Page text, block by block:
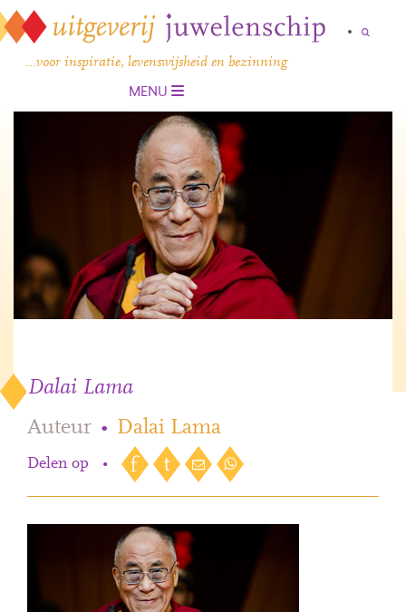
…voor inspiratie, levenswijsheid en bezinning
MENU
Dalai Lama
Auteur • Dalai Lama
Delen op •